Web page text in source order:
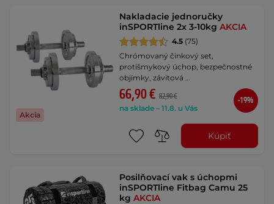
Akcia
Nakladacie jednoručky
inSPORTline 2x 3-10kgAKCIA
4.5 (75)
Chrómovaný činkový set,
protišmykový úchop, bezpečnostné
objímky, závitová …
66,90 € 82,90 €
na sklade – 11.8. u Vás
-19%
Kúpiť
Posilňovací vak s úchopmi
inSPORTline Fitbag Camu 25
kgAKCIA